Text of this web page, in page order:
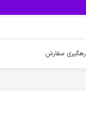
رهگیری سفارش